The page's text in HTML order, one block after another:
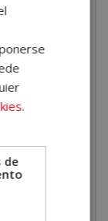
marketing
de
en el
marketing,
e
.
de